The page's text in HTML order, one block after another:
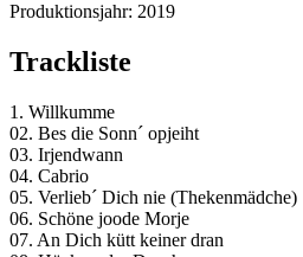
Produktionsjahr: 2019
Trackliste
1. Willkumme
02. Bes die Sonn´ opjeiht
03. Irjendwann
04. Cabrio
05. Verlieb´ Dich nie (Thekenmädche)
06. Schöne joode Morje
07. An Dich kütt keiner dran